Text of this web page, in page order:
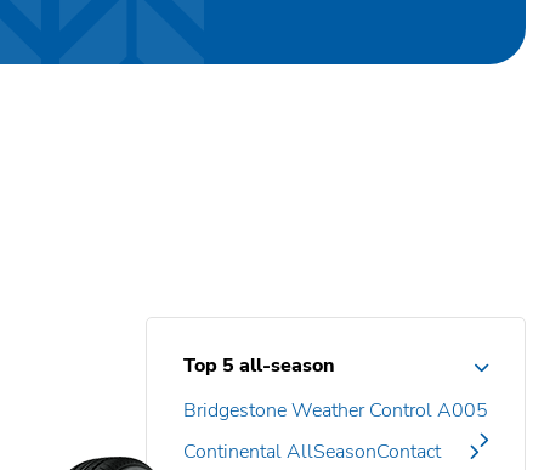
Top 5 all-season
Bridgestone Weather Control A005
Continental AllSeasonContact